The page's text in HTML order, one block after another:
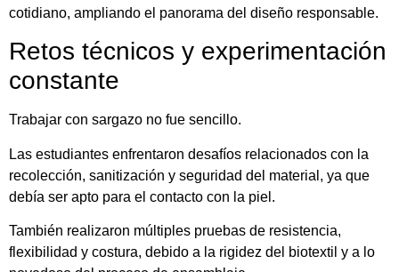
cotidiano, ampliando el panorama del diseño responsable.
Retos técnicos y experimentación
constante
Trabajar con sargazo no fue sencillo.
Las estudiantes enfrentaron desafíos relacionados con la
recolección, sanitización y seguridad del material, ya que
debía ser apto para el contacto con la piel.
También realizaron múltiples pruebas de resistencia,
flexibilidad y costura, debido a la rigidez del biotextil y a lo